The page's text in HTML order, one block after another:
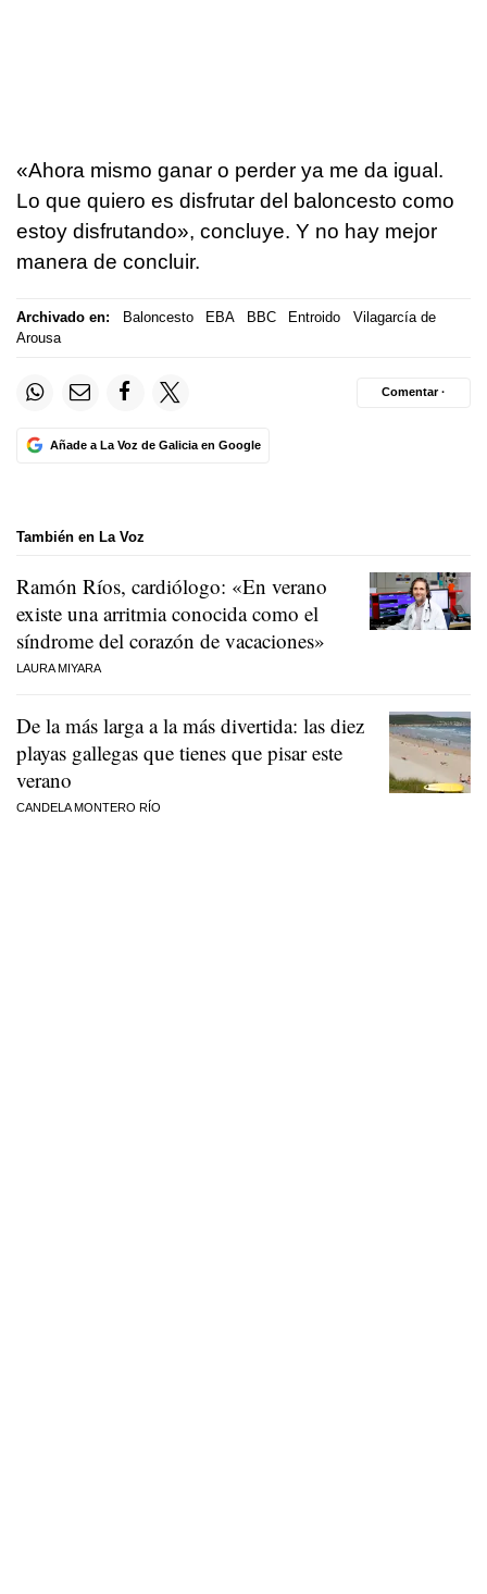
«Ahora mismo ganar o perder ya me da igual.
Lo que quiero es disfrutar del baloncesto como
estoy disfrutando», concluye. Y no hay mejor
manera de concluir.
Archivado en: Baloncesto EBA BBC Entroido
Vilagarcía de
Arousa
Añade a La Voz de Galicia en Google
Comentar ·
También en La Voz
Ramón Ríos, cardiólogo: «En verano
existe una arritmia conocida como el
síndrome del corazón de vacaciones»
LAURA MIYARA
De la más larga a la más divertida: las diez
playas gallegas que tienes que pisar este
verano
CANDELA MONTERO RÍO